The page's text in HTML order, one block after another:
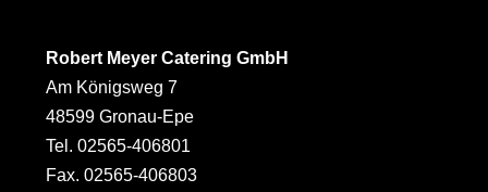
Robert Meyer Catering GmbH
Am Königsweg 7
48599 Gronau-Epe
Tel. 02565-406801
Fax. 02565-406803